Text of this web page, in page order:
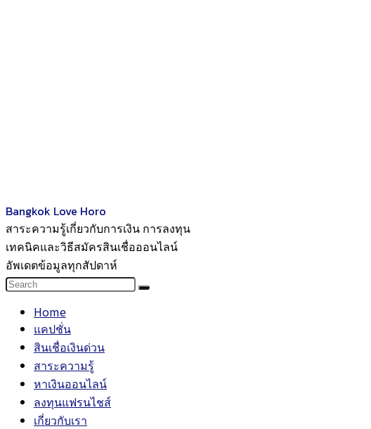
Bangkok Love Horo
สาระความรู้เกี่ยวกับการเงิน การลงทุน
เทคนิคและวิธีสมัครสินเชื่อออนไลน์
อัพเดตข้อมูลทุกสัปดาห์
Home
แคปชั่น
สินเชื่อเงินด่วน
สาระความรู้
หาเงินออนไลน์
ลงทุนแฟรนไชส์
เกี่ยวกับเรา